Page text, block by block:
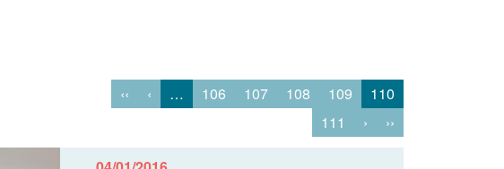
‹‹ ‹ … 106 107 108 109
110
111
› ››